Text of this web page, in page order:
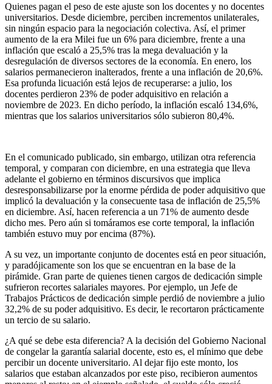
Quienes pagan el peso de este ajuste son los docentes y no docentes
universitarios. Desde diciembre, perciben incrementos unilaterales,
sin ningún espacio para la negociación colectiva. Así, el primer
aumento de la era Milei fue un 6% para diciembre, frente a una
inflación que escaló a 25,5% tras la mega devaluación y la
desregulación de diversos sectores de la economía. En enero, los
salarios permanecieron inalterados, frente a una inflación de 20,6%.
Esa profunda licuación está lejos de recuperarse: a julio, los
docentes perdieron 23% de poder adquisitivo en relación a
noviembre de 2023. En dicho período, la inflación escaló 134,6%,
mientras que los salarios universitarios sólo subieron 80,4%.
En el comunicado publicado, sin embargo, utilizan otra referencia
temporal, y comparan con diciembre, en una estrategia que lleva
adelante el gobierno en términos discursivos que implica
desresponsabilizarse por la enorme pérdida de poder adquisitivo que
implicó la devaluación y la consecuente tasa de inflación de 25,5%
en diciembre. Así, hacen referencia a un 71% de aumento desde
dicho mes. Pero aún si tomáramos ese corte temporal, la inflación
también estuvo muy por encima (87%).
A su vez, un importante conjunto de docentes está en peor situación,
y paradójicamente son los que se encuentran en la base de la
pirámide. Gran parte de quienes tienen cargos de dedicación simple
sufrieron recortes salariales mayores. Por ejemplo, un Jefe de
Trabajos Prácticos de dedicación simple perdió de noviembre a julio
32,2% de su poder adquisitivo. Es decir, le recortaron prácticamente
un tercio de su salario.
¿A qué se debe esta diferencia? A la decisión del Gobierno Nacional
de congelar la garantía salarial docente, esto es, el mínimo que debe
percibir un docente universitario. Al dejar fijo este monto, los
salarios que estaban alcanzados por este piso, recibieron aumentos